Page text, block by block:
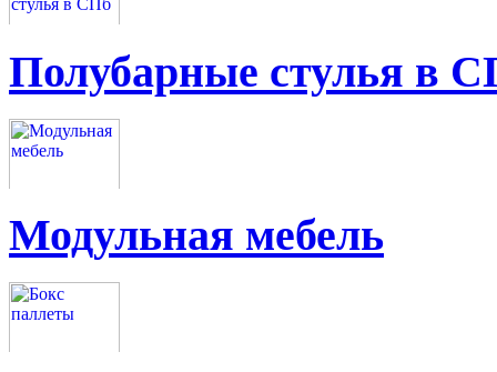
Полубарные стулья в
Модульная мебель